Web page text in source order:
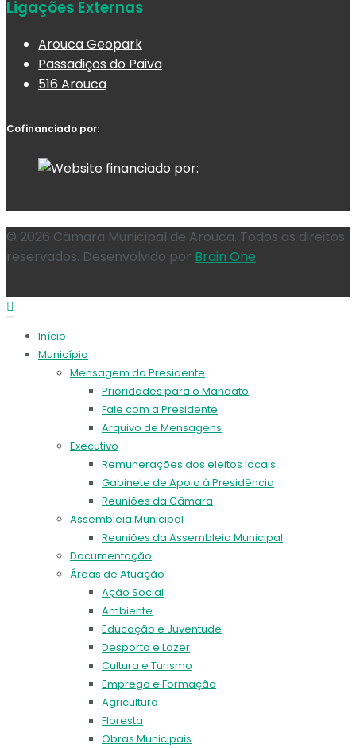
Ligações Externas
Arouca Geopark
Passadiços do Paiva
516 Arouca
Cofinanciado por:
© 2026 Câmara Municipal de Arouca. Todos os direitos
reservados. Desenvolvido por Brain One
Início
Município
Mensagem da Presidente
Prioridades para o Mandato
Fale com a Presidente
Arquivo de Mensagens
Executivo
Remunerações dos eleitos locais
Gabinete de Apoio à Presidência
Reuniões da Câmara
Assembleia Municipal
Reuniões da Assembleia Municipal
Documentação
Áreas de Atuação
Ação Social
Ambiente
Educação e Juventude
Desporto e Lazer
Cultura e Turismo
Emprego e Formação
Agricultura
Floresta
Obras Municipais